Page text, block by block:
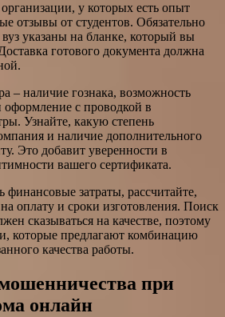
у которых есть опыт
отзывы от студентов. Обязательно
указаны на бланке, который вы
готового документа должна
– наличие гознака, возможность
с проводкой в
Узнайте, какую степень
и наличие дополнительного
Это добавит уверенности в
вашего сертификата.
затраты, рассчитайте,
на оплату и сроки изготовления. Поиск
сказываться на качестве, поэтому
которые предлагают комбинацию
качества работы.
при
онлайн